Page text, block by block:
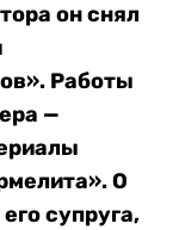
он снял
Работы
—
О
супруга,